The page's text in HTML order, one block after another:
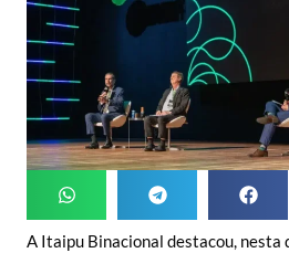
A Itaipu Binacional destacou,